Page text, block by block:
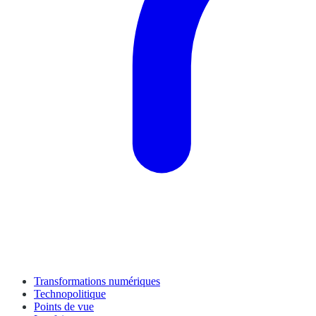
Transformations numériques
Technopolitique
Points de vue